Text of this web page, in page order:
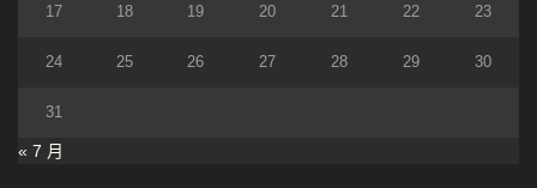
17 18 19 20 21 22 23
24 25 26 27 28 29 30
31
« 7 月